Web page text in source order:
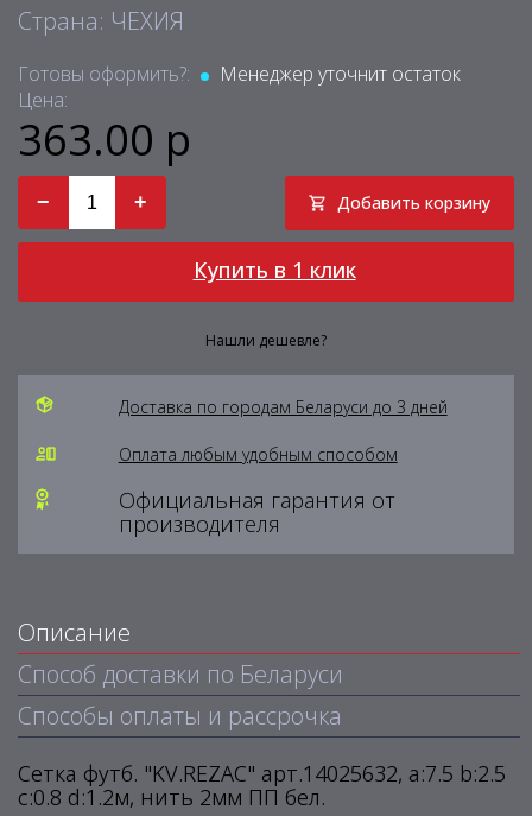
Страна: ЧЕХИЯ
Готовы оформить?:
Менеджер уточнит остаток
Цена:
363.00 р
− + Добавить корзину
Купить в 1 клик
Нашли дешевле?
Доставка по городам Беларуси до 3 дней
Оплата любым удобным способом
Официальная гарантия от
производителя
Описание
Способ доставки по Беларуси
Способы оплаты и рассрочка
Сетка футб. "KV.REZAC" арт.14025632, a:7.5 b:2.5
c:0.8 d:1.2м, нить 2мм ПП бел.